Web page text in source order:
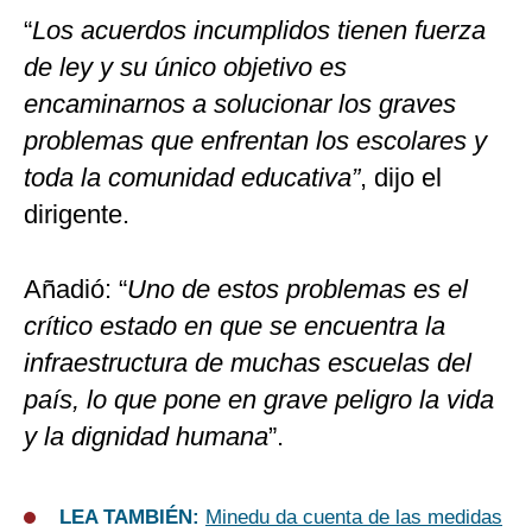
“Los acuerdos incumplidos tienen fuerza
de ley y su único objetivo es
encaminarnos a solucionar los graves
problemas que enfrentan los escolares y
toda la comunidad educativa”, dijo el
dirigente.
Añadió: “Uno de estos problemas es el
crítico estado en que se encuentra la
infraestructura de muchas escuelas del
país, lo que pone en grave peligro la vida
y la dignidad humana”.
LEA TAMBIÉN: Minedu da cuenta de las medidas